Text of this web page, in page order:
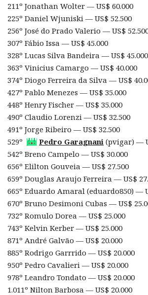
211º Jonathan Wolter — US$ 60.000
225º Daniel Wjuniski — US$ 52.500
256º José do Prado Valerio — US$
307º Fábio Issa — US$ 45.000
328º Lucas Silva Bandeira — US$ 45.000
363º Vinicius Camargo — US$ 40.000
374º Diogo Ferreira da Silva — US$
427º Pablo Menezes — US$ 35.000
448º Henry Fischer — US$ 35.000
490º Claudio Lorenzi — US$ 32.500
491º Jorge Ribeiro — US$ 32.500
529º
Pedro Garagnani (pvigar) —
542º Breno Campelo — US$ 30.000
656º Elilton Gouveia — US$ 27.500
659º Douglas Araujo Ferreira — US$
665º Eduardo Amaral (eduardo850) —
670º Bruno Desimoni Cubas — US$
732º Romulo Dorea — US$ 25.000
743º Kelvin Kerber — US$ 25.000
871º André Galvão — US$ 20.000
885º Rodrigo Garrrido — US$ 20.000
950º Pedro Cavalieri — US$ 20.000
978º Leandro Tondato — US$ 20.000
1.011º Nilton Barbosa — US$ 20.000